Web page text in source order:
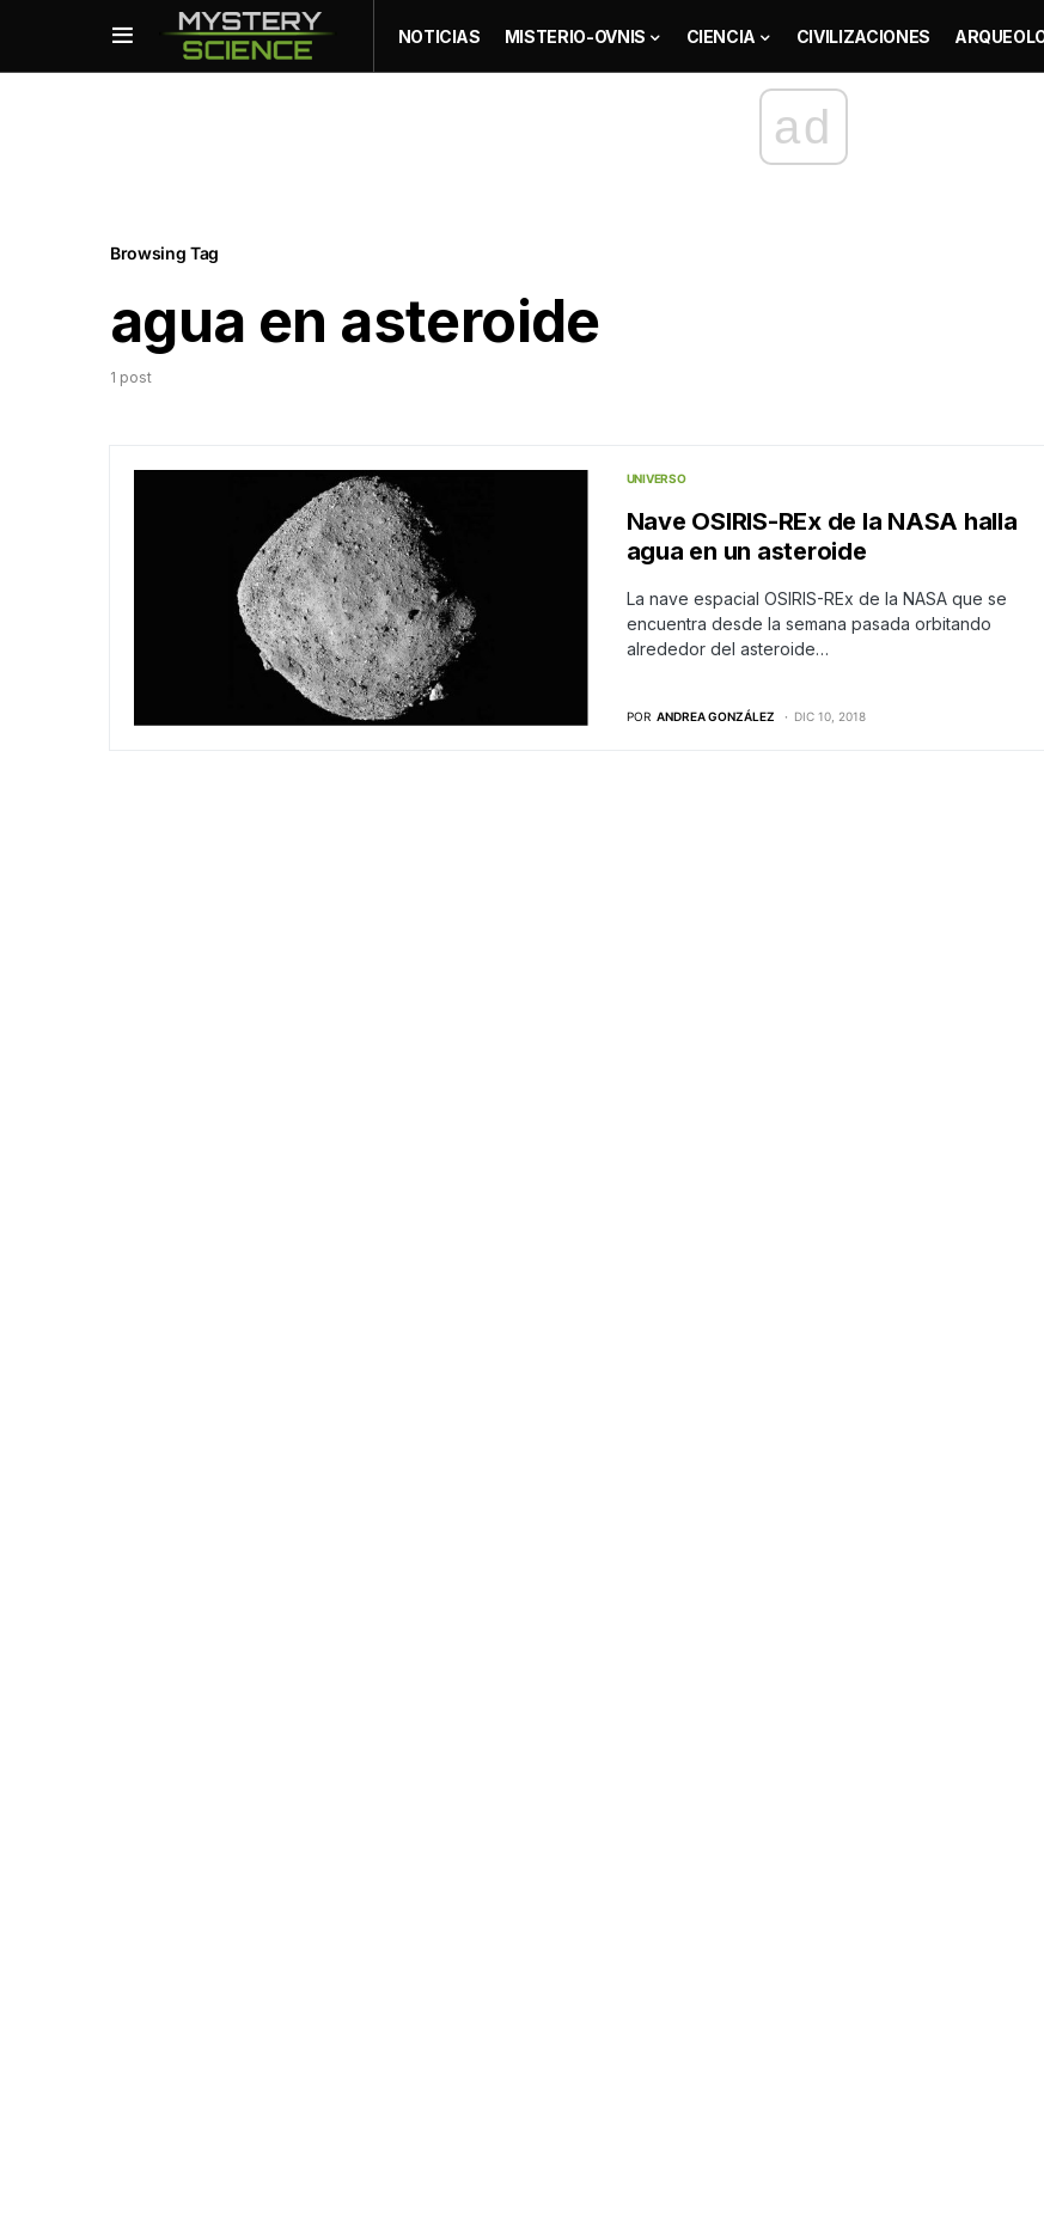
NOTICIAS MISTERIO-OVNIS CIENCIA CIVILIZACIONES
ad
Browsing Tag
agua en asteroide
1 post
UNIVERSO
Nave OSIRIS-REx de la NASA halla
agua en un asteroide
La nave espacial OSIRIS-REx de la NASA que se
encuentra desde la semana pasada orbitando
alrededor del asteroide…
POR ANDREA GONZÁLEZ DIC 10, 2018